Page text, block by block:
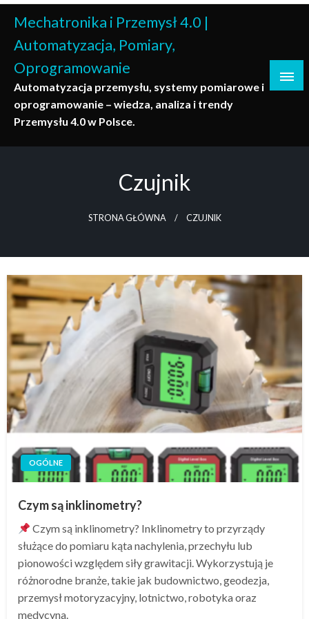
Skip
content
Mechatronika i Przemysł 4.0 |
Automatyzacja, Pomiary,
Oprogramowanie
Automatyzacja przemysłu, systemy pomiarowe i
oprogramowanie – wiedza, analiza i trendy
Przemysłu 4.0 w Polsce.
Czujnik
STRONA GŁÓWNA CZUJNIK
OGÓLNE
Czym są inklinometry?
Czym są inklinometry? Inklinometry to przyrządy
służące do pomiaru kąta nachylenia, przechyłu lub
pionowości względem siły grawitacji. Wykorzystują je
różnorodne branże, takie jak budownictwo, geodezja,
przemysł motoryzacyjny, lotnictwo, robotyka oraz
medycyna.